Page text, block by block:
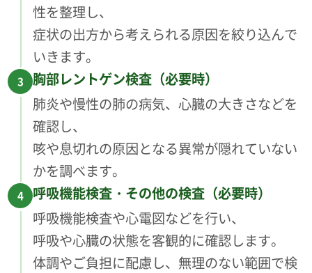
性を整理し、
症状の出方から考えられる原因を絞り込んで
いきます。
3
胸部レントゲン検査（必要時）
肺炎や慢性の肺の病気、心臓の大きさなどを
確認し、
咳や息切れの原因となる異常が隠れていない
かを調べます。
4
呼吸機能検査・その他の検査（必要時）
呼吸機能検査や心電図などを行い、
呼吸や心臓の状態を客観的に確認します。
体調やご負担に配慮し、無理のない範囲で検